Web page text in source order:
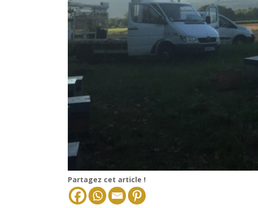
Partagez cet article !